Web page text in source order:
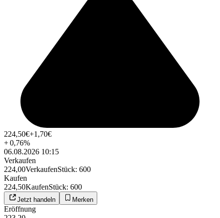
224,50€+1,70€
+0,76%
06.08.2026 10:15
Verkaufen
224,00VerkaufenStück: 600
Kaufen
224,50KaufenStück: 600
Jetzt handeln Merken
Eröffnung